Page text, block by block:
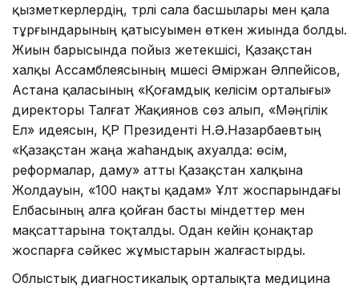
қызметкерлердің, түрлі сала басшылары мен қала
тұрғындарының қатысуымен өткен жиында болды.
Жиын барысында пойыз жетекшісі, Қазақстан
халқы Ассамблеясының мүшесі Әміржан Әлпейісов,
Астана қаласының «Қоғамдық келісім орталығы»
директоры Талғат Жақиянов сөз алып, «Мәңгілік
Ел» идеясын, ҚР Президенті Н.Ә.Назарбаевтың
«Қазақстан жаңа жаhандық ахуалда: өсім,
реформалар, даму» атты Қазақстан халқына
Жолдауын, «100 нақты қадам» Ұлт жоспарындағы
Елбасының алға қойған басты міндеттер мен
мақсаттарына тоқталды. Одан кейін қонақтар
жоспарға сәйкес жұмыстарын жалғастырды.
Облыстық диагностикалық орталықта медицина